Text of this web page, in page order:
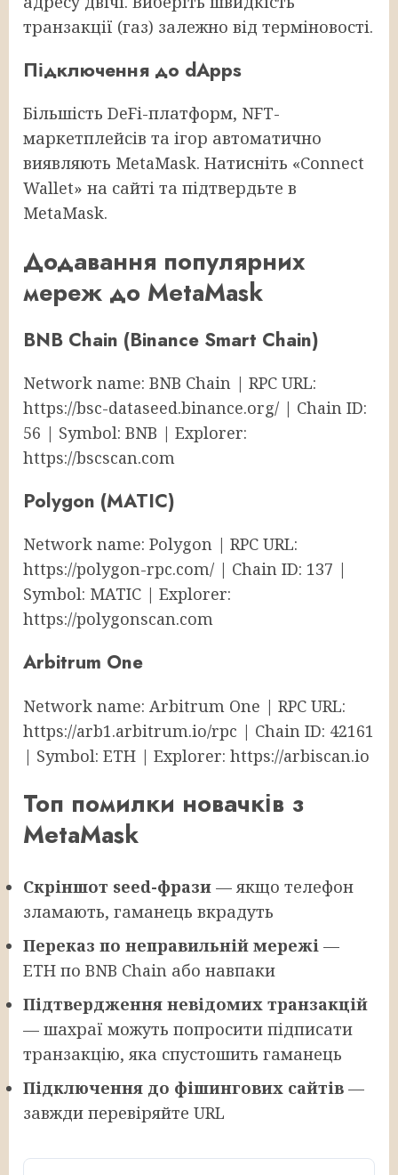
транзакції (газ) залежно від терміновості.
Підключення до dApps
Більшість DeFi-платформ, NFT-
маркетплейсів та ігор автоматично
виявляють MetaMask. Натисніть «Connect
Wallet» на сайті та підтвердьте в
MetaMask.
Додавання популярних
мереж до MetaMask
BNB Chain (Binance Smart Chain)
Network name: BNB Chain | RPC URL:
https://bsc-dataseed.binance.org/ | Chain ID:
56 | Symbol: BNB | Explorer:
https://bscscan.com
Polygon (MATIC)
Network name: Polygon | RPC URL:
https://polygon-rpc.com/ | Chain ID: 137 |
Symbol: MATIC | Explorer:
https://polygonscan.com
Arbitrum One
Network name: Arbitrum One | RPC URL:
https://arb1.arbitrum.io/rpc | Chain ID: 42161
| Symbol: ETH | Explorer: https://arbiscan.io
Топ помилки новачків з
MetaMask
Скріншот seed-фрази — якщо телефон
зламають, гаманець вкрадуть
Переказ по неправильній мережі —
ETH по BNB Chain або навпаки
Підтвердження невідомих транзакцій
— шахраї можуть попросити підписати
транзакцію, яка спустошить гаманець
Підключення до фішингових сайтів —
завжди перевіряйте URL